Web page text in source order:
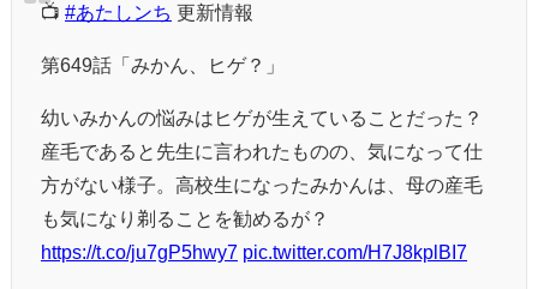
📺 #あたしンち 更新情報
第649話「みかん、ヒゲ？」
幼いみかんの悩みはヒゲが生えていることだった？
産毛であると先生に言われたものの、気になって仕
方がない様子。高校生になったみかんは、母の産毛
も気になり剃ることを勧めるが？
https://t.co/ju7gP5hwy7 pic.twitter.com/H7J8kplBI7